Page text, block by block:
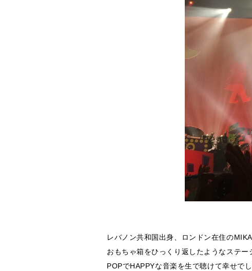
レバノン共和国出身、ロンドン在住の
おもちゃ箱をひっくり返したようなステー
POPでHAPPYな音楽を生で聴けて幸せで